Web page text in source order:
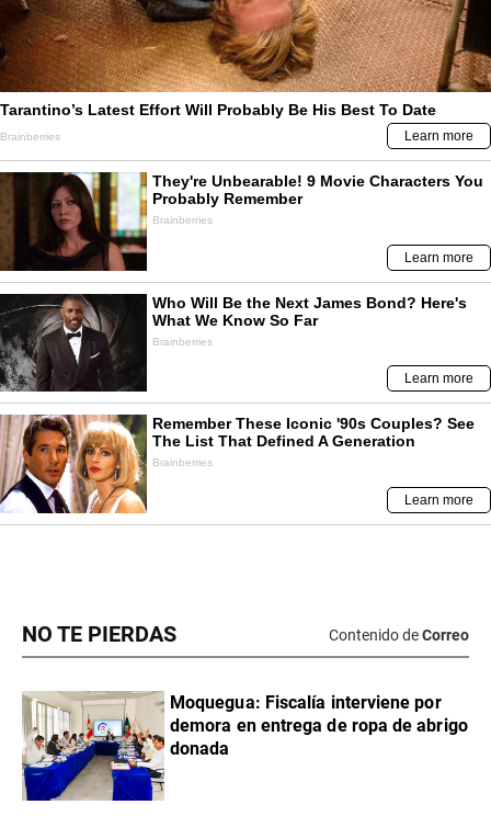
NO TE PIERDAS Contenido deCorreo
Moquegua: Fiscalía interviene por
demora en entrega de ropa de abrigo
donada